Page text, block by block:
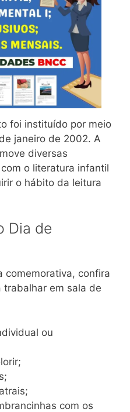
foi instituído por meio
janeiro de 2002. A
diversas
o literatura infantil
o hábito da leitura
Dia de
comemorativa, confira
trabalhar em sala de
ou
com os